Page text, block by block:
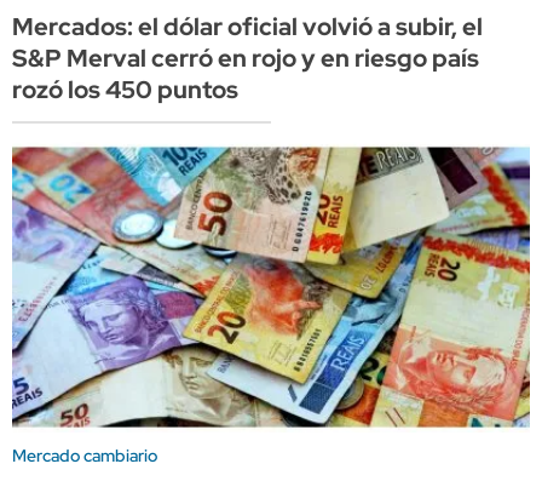
Mercados: el dólar oficial volvió a subir, el
S&P Merval cerró en rojo y en riesgo país
rozó los 450 puntos
Mercado cambiario